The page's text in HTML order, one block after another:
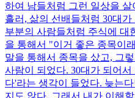
하여 남들처럼 그런 일상을 살
흘러, 삶의 선배들처럼 30대
부분의 사람들처럼 주식에 대
을 통해서 "이거 좋은 종목이
말을 통해서 종목을 샀고, 그
사람이 되었다. 30대가 되어
다'라는 생각이 들었다. 늦는
지도 않다. 그래서 내가 이해